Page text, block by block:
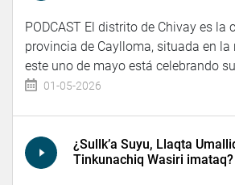
PODCAST El distrito de Chivay es la
provincia de Caylloma, situada en la
este uno de mayo está celebrando
01-05-2026
¿Sullk’a Suyu, Llaqta
Tinkunachiq Wasiri imataq?